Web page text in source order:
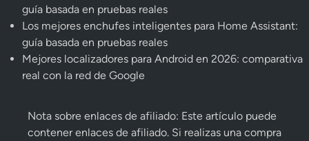
guía basada en pruebas reales
Los mejores enchufes inteligentes para Home Assistant:
guía basada en pruebas reales
Mejores localizadores para Android en 2026: comparativa
real con la red de Google
Nota sobre enlaces de afiliado: Este artículo puede
contener enlaces de afiliado. Si realizas una compra